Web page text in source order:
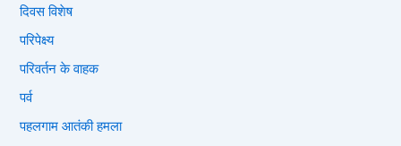
दिवस विशेष
परिपेक्ष्य
परिवर्तन के वाहक
पर्व
पहलगाम आतंकी हमला